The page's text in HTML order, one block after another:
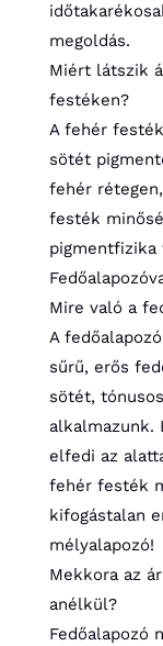
megoldás.
Miért látszik
festéken?
A fehér
sötét
fehér
festék
pigmentfizika
Mire való a
A
sűrű, erős
sötét,
alkalmazunk.
elfedi az
fehér festék
kifogástalan
mélyalapozó!
Mekkora az
anélkül?
Fedőalapozó